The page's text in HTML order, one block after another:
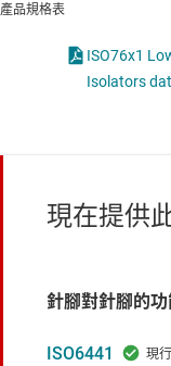
產品規格表
ISO76x1
Isolators
現在提供
針腳對針腳的功
ISO6441